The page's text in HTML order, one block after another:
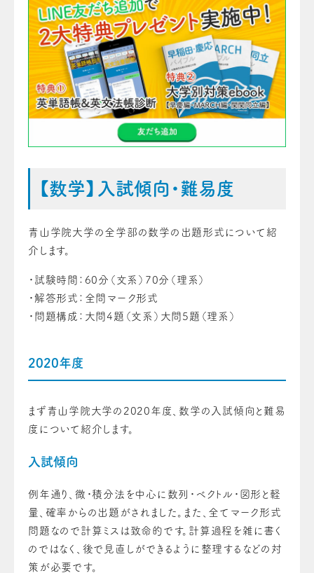
【数学】入試傾向・難易度
青山学院大学の全学部の数学の出題形式について紹
介します。
・試験時間：60分（文系）70分（理系）
・解答形式：全問マーク形式
・問題構成：大問4題（文系）大問5題（理系）
2020年度
まず青山学院大学の2020年度、数学の入試傾向と難易
度について紹介します。
入試傾向
例年通り、微・積分法を中心に数列・ベクトル・図形と軽
量、確率からの出題がされました。また、全てマーク形式
問題なので計算ミスは致命的です。計算過程を雑に書く
のではなく、後で見直しができるように整理するなどの対
策が必要です。